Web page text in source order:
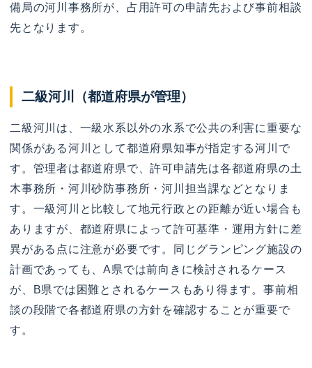
備局の河川事務所が、占用許可の申請先および事前相談
先となります。
二級河川（都道府県が管理）
二級河川は、一級水系以外の水系で公共の利害に重要な
関係がある河川として都道府県知事が指定する河川で
す。管理者は都道府県で、許可申請先は各都道府県の土
木事務所・河川砂防事務所・河川担当課などとなりま
す。一級河川と比較して地元行政との距離が近い場合も
ありますが、都道府県によって許可基準・運用方針に差
異がある点に注意が必要です。同じグランピング施設の
計画であっても、A県では前向きに検討されるケース
が、B県では困難とされるケースもあり得ます。事前相
談の段階で各都道府県の方針を確認することが重要で
す。